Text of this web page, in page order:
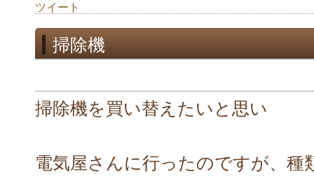
ツイート
掃除機
掃除機を買い替えたいと思い
電気屋さんに行ったのですが、種